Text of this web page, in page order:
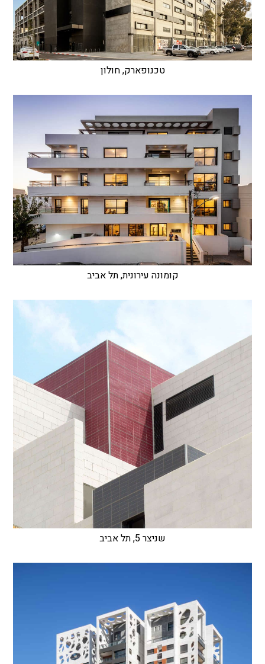
טכנופארק, חולון
קומונה עירונית, תל אביב
שניצר 5, תל אביב